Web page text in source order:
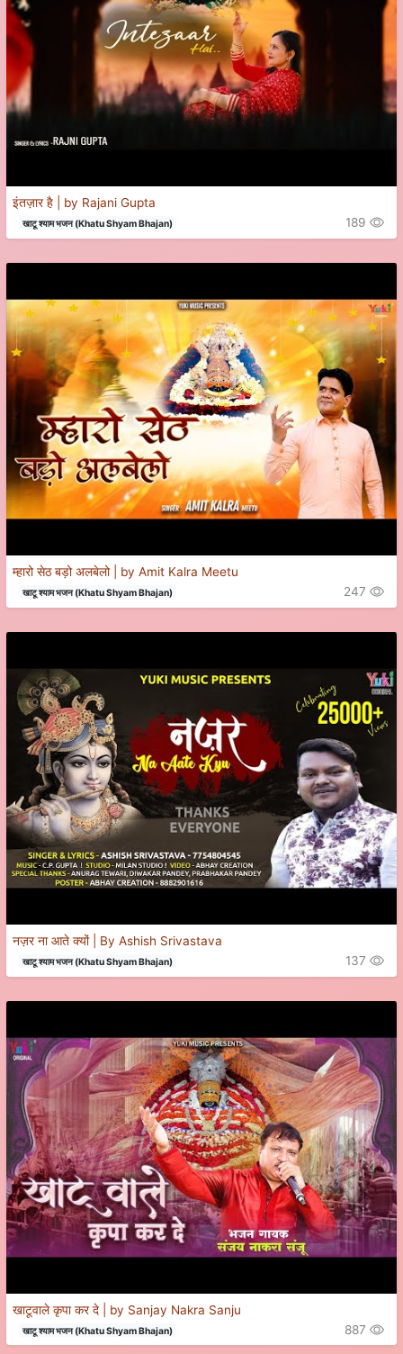
इंतज़ार है | by Rajani Gupta
खाटू श्याम भजन (Khatu Shyam Bhajan) 189
म्हारो सेठ बड़ो अलबेलो | by Amit Kalra Meetu
खाटू श्याम भजन (Khatu Shyam Bhajan) 247
नज़र ना आते क्यों | By Ashish Srivastava
खाटू श्याम भजन (Khatu Shyam Bhajan) 137
खाटूवाले कृपा कर दे | by Sanjay Nakra Sanju
खाटू श्याम भजन (Khatu Shyam Bhajan) 887